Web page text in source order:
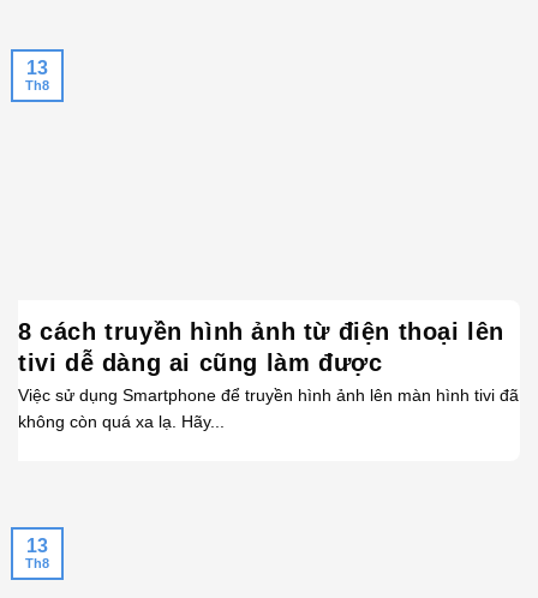
8 cách truyền hình ảnh từ điện thoại lên
tivi dễ dàng ai cũng làm được
Việc sử dụng Smartphone để truyền hình ảnh lên màn hình tivi đã
không còn quá xa lạ. Hãy...
13
Th8
13
Th8